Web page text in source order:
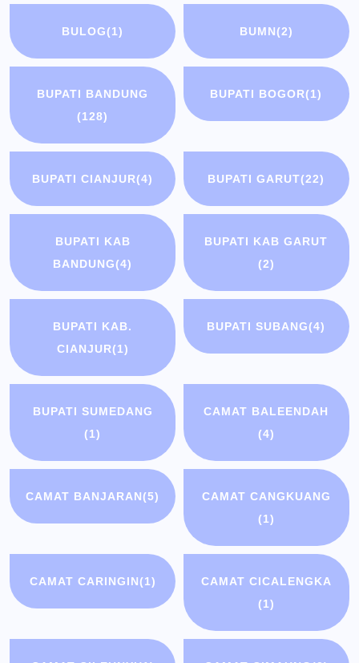
BULOG(1) BUMN(2)
BUPATI BANDUNG
(128)
BUPATI BOGOR(1)
BUPATI CIANJUR(4) BUPATI GARUT(22)
BUPATI KAB
BANDUNG(4)
BUPATI KAB GARUT
(2)
BUPATI KAB.
CIANJUR(1)
BUPATI SUBANG(4)
BUPATI SUMEDANG
(1)
CAMAT BALEENDAH
(4)
CAMAT BANJARAN(5)
CAMAT CANGKUANG
(1)
CAMAT CARINGIN(1)
CAMAT CICALENGKA
(1)